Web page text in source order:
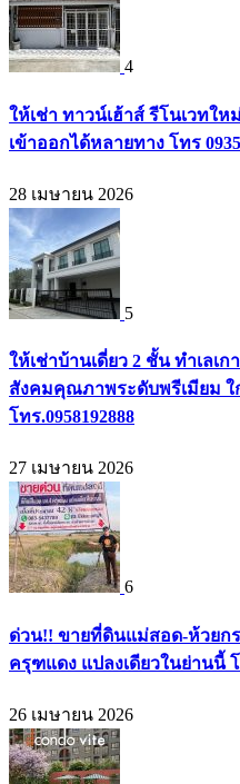
4
ให้เช่า ทาวน์เฮ้าส์ รีโนเวทใ
เข้าออกได้หลายทาง โทร
28 เมษายน 2026
5
ให้เช่าบ้านเดี่ยว 2 ชั้น ทำเลเ
สังคมคุณภาพระดับพรีเมียม ใ
โทร.0958192888
27 เมษายน 2026
6
ด่วน!! ขายที่ดินแม่สอด-ห้วยก
ครุฑแดง แปลงเดียวในย่านนี้ โ
26 เมษายน 2026